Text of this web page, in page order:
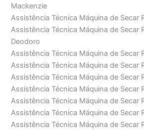
Mackenzie
Assistência Técnica Máquina de Secar
Assistência Técnica Máquina de Secar
Deodoro
Assistência Técnica Máquina de Secar
Assistência Técnica Máquina de Secar
Assistência Técnica Máquina de Secar
Assistência Técnica Máquina de Secar
Assistência Técnica Máquina de Secar
Assistência Técnica Máquina de Secar
Assistência Técnica Máquina de Secar